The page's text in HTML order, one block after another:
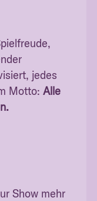
jedes
Motto:Alle
Show mehr